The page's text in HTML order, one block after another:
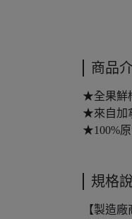
商品
★全果鮮
★來自加
★100%
規格
【製造